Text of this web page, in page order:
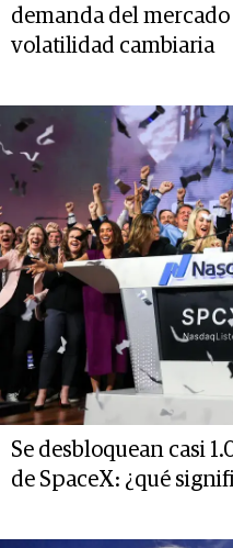
demanda del
volatilidad cambiaria
Se desbloquean casi
de SpaceX: ¿qué